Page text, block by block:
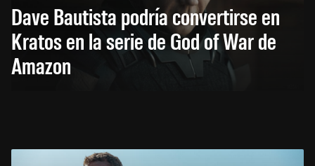
Dave Bautista podría convertirse en
Kratos en la serie de God of War de
Amazon